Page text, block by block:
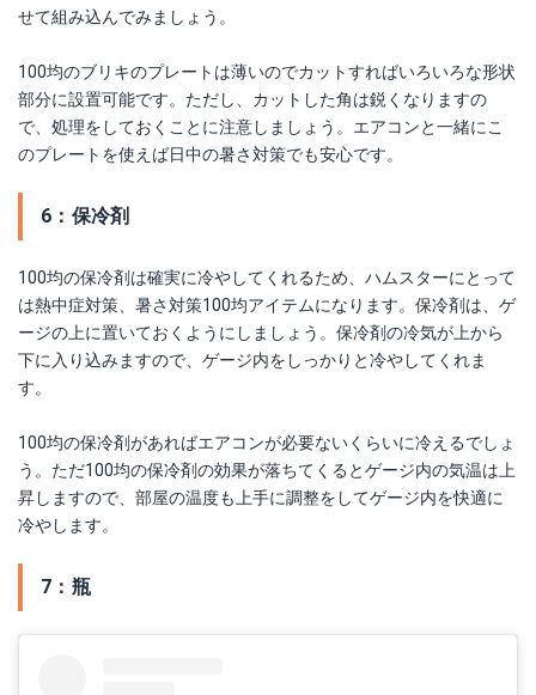
せて組み込んでみましょう。
100均のブリキのプレートは薄いのでカットすればいろいろな形状
部分に設置可能です。ただし、カットした角は鋭くなりますの
で、処理をしておくことに注意しましょう。エアコンと一緒にこ
のプレートを使えば日中の暑さ対策でも安心です。
6：保冷剤
100均の保冷剤は確実に冷やしてくれるため、ハムスターにとって
は熱中症対策、暑さ対策100均アイテムになります。保冷剤は、ゲ
ージの上に置いておくようにしましょう。保冷剤の冷気が上から
下に入り込みますので、ゲージ内をしっかりと冷やしてくれま
す。
100均の保冷剤があればエアコンが必要ないくらいに冷えるでしょ
う。ただ100均の保冷剤の効果が落ちてくるとゲージ内の気温は上
昇しますので、部屋の温度も上手に調整をしてゲージ内を快適に
冷やします。
7：瓶